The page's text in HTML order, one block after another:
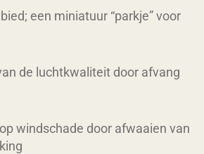
een miniatuur “parkje” voor
de luchtkwaliteit door afvang
windschade door afwaaien van